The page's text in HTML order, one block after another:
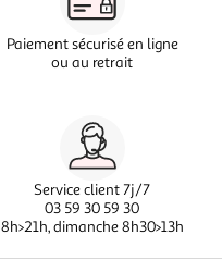
Paiement sécurisé en ligne
ou au retrait
Service client 7j/7
03 59 30 59 30
8h>21h, dimanche 8h30>13h